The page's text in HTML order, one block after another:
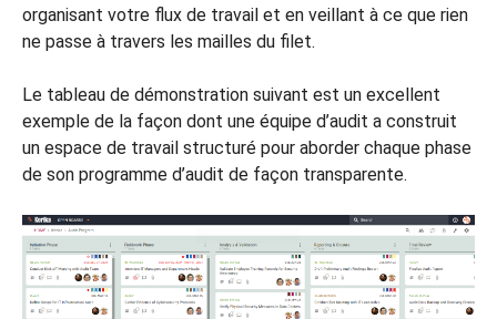
organisant votre flux de travail et en veillant à ce que rien
ne passe à travers les mailles du filet.
Le tableau de démonstration suivant est un excellent
exemple de la façon dont une équipe d’audit a construit
un espace de travail structuré pour aborder chaque phase
de son programme d’audit de façon transparente.